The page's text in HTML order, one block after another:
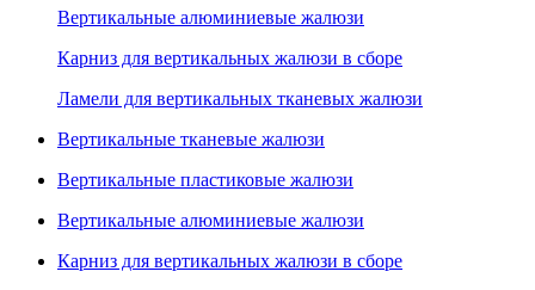
Вертикальные алюминиевые жалюзи
Карниз для вертикальных жалюзи в сборе
Ламели для вертикальных тканевых жалюзи
Вертикальные тканевые жалюзи
Вертикальные пластиковые жалюзи
Вертикальные алюминиевые жалюзи
Карниз для вертикальных жалюзи в сборе